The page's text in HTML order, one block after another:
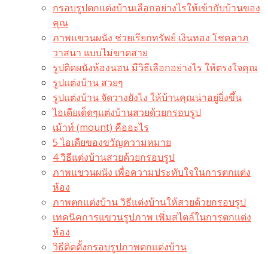
กรอบรูปตกแต่งบ้านเลือกอย่างไรให้เข้ากับบ้านของ
คุณ
ภาพแขวนผนัง ช่วยเรียกทรัพย์ เงินทอง โชคลาภ
วาสนา แบบไม่ขาดสาย
รูปติดผนังห้องนอน มีวิธีเลือกอย่างไร ให้ตรงใจคุณ
รูปแต่งบ้าน สวยๆ
รูปแต่งบ้าน จัดวางยังไง ให้บ้านคุณน่าอยู่ยิ่งขึ้น
ไอเดียเด็ดๆแต่งบ้านสวยด้วยกรอบรูป
เม้าท์ (mount) คืออะไร​
5 ไอเดียของขวัญความหมาย
4 วิธีแต่งบ้านสวยด้วยกรอบรูป
ภาพแขวนผนัง เพื่อความประทับใจในการตกแต่ง
ห้อง
ภาพตกแต่งบ้าน วิธีแต่งบ้านให้สวยด้วยกรอบรูป
เทคนิคการแขวนรูปภาพ เพิ่มสไตล์ในการตกแต่ง
ห้อง
วิธีติดตั้งกรอบรูปภาพตกแต่งบ้าน